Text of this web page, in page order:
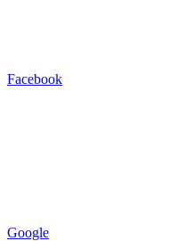
Facebook
Google